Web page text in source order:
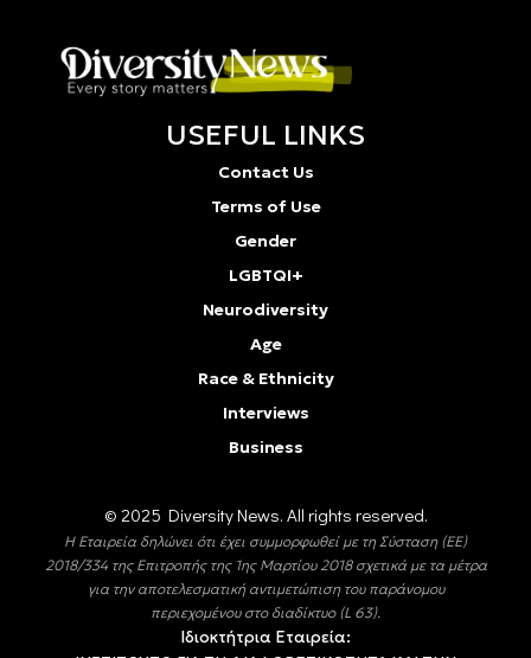
USEFUL LINKS
Contact Us
Terms of Use
Gender
LGBTQI+
Neurodiversity
Age
Race & Ethnicity
Interviews
Business
© 2025 Diversity Νews. All rights reserved.
Η Εταιρεία δηλώνει ότι έχει συμμορφωθεί με τη Σύσταση (ΕΕ)
2018/334 της Επιτροπής της 1ης Μαρτίου 2018 σχετικά με τα μέτρα
για την αποτελεσματική αντιμετώπιση του παράνομου
περιεχομένου στο διαδίκτυο (L 63).
Ιδιοκτήτρια Εταιρεία: